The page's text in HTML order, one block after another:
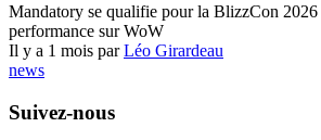
Mandatory se qualifie pour la BlizzCon 2026
performance sur WoW
Il y a 1 mois parLéo Girardeau
news
Suivez-nous